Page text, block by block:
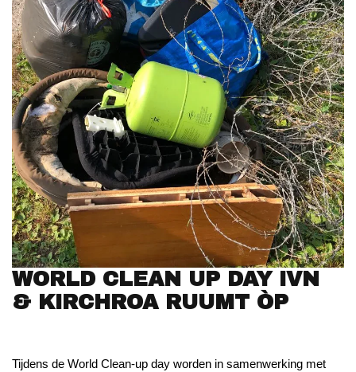
WORLD CLEAN UP DAY IVN
& KIRCHROA RUUMT ÒP
Tijdens de World Clean-up day worden in samenwerking met